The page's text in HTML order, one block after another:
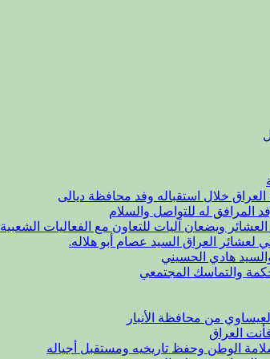
خلال استقباله وفد محافظة ديالى
المرافق له للتواصل والسلام
ويضعان آليات للتعاون مع الفعاليات الشعبية
لعشائر العراق السيد عصام أبو هلاله.
هادي الحسيني
والتماسك المجتمعي
من محافظة الأنبار
العراق
الوطن وحفظ تاريخيه ومستقبل أجياله